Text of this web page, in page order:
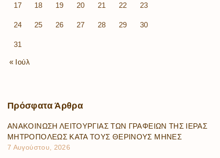
17 18 19 20 21 22 23
24 25 26 27 28 29 30
31
« Ιούλ
Πρόσφατα Άρθρα
ΑΝΑΚΟΙΝΩΣΗ ΛΕΙΤΟΥΡΓΙΑΣ ΤΩΝ ΓΡΑΦΕΙΩΝ ΤΗΣ ΙΕΡΑΣ
ΜΗΤΡΟΠΟΛΕΩΣ ΚΑΤΑ ΤΟΥΣ ΘΕΡΙΝΟΥΣ ΜΗΝΕΣ
7 Αυγούστου, 2026